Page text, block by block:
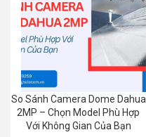
So Sánh Camera Dome Dahua
2MP – Chọn Model Phù Hợp
Với Không Gian Của Bạn